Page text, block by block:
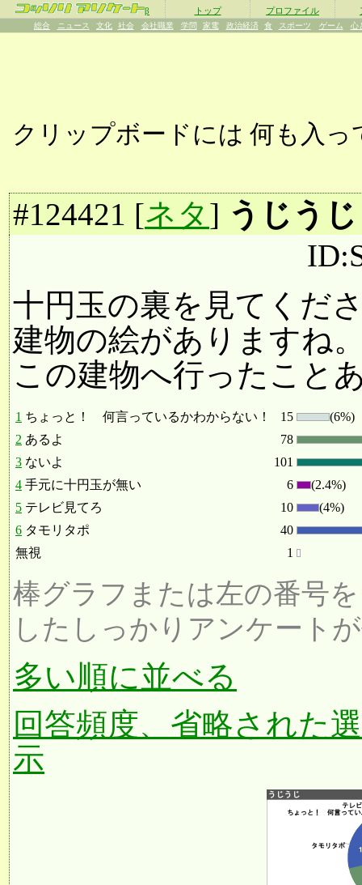
β トップ プロファイル
総合 ニュース 文化 社会 会社職業 学問 家電 政治経済 食 スポーツ ゲーム 心
クリップボードには 何も入っ
#124421 [ネタ] うじうじ
十円玉の裏を見てくだ
建物の絵がありますね
この建物へ行ったこと
1 ちょっと！ 何言っているかわからない！ 15
(6%)
2 あるよ
78
3 ないよ
101
4 手元に十円玉が無い 6
(2.4%)
5 テレビ見てろ 10
(4%)
6 タモリタポ
40
無視
1
棒グラフまたは左の番号
したしっかりアンケート
多い順に並べる
回答頻度、省略された
示